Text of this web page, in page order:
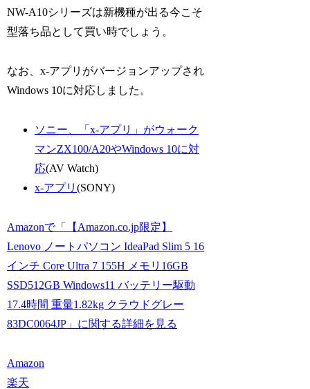
NW-A10シリーズは新機種が出る今こそ
型落ち品として買い時でしょう。
なお、x-アプリがバージョンアップされ
Windows 10に対応しました。
ソニー、「x-アプリ」がウォーク
マンZX100/A20やWindows 10に対
応(AV Watch)
x-アプリ(SONY)
Amazonで「【Amazon.co.jp限定】
Lenovo ノートパソコン IdeaPad Slim 5 16
インチ Core Ultra 7 155H メモリ16GB
SSD512GB Windows11 バッテリー駆動
17.4時間 重量1.82kg クラウドグレー
83DC0064JP」に関する詳細を見る
Amazon
楽天